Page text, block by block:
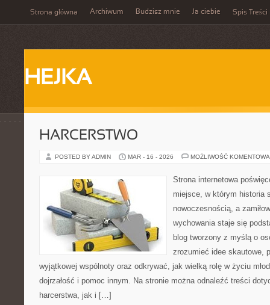
Strona główna Archiwum Budzisz mnie Ja ciebie Spis Treści
HEJKA
HARCERSTWO
POSTED BY ADMIN MAR - 16 - 2026 MOŻLIWOŚĆ
Strona internetowa
miejsce, w którym historia
nowoczesnością, a
wychowania staje się
blog tworzony z myślą o
zrozumieć idee skautowe,
wyjątkowej wspólnoty oraz odkrywać, jak wielką rolę w życiu
dojrzałość i pomoc innym. Na stronie można odnaleźć treści
harcerstwa, jak i […]